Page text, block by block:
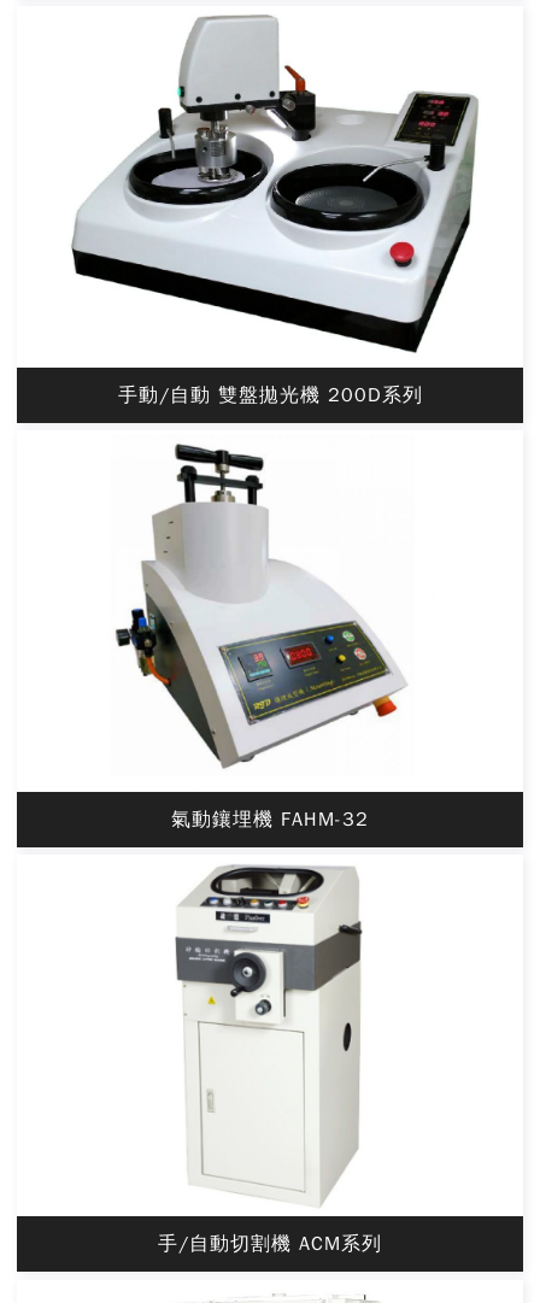
手動/自動 雙盤拋光機 200D系列
氣動鑲埋機 FAHM-32
手/自動切割機 ACM系列